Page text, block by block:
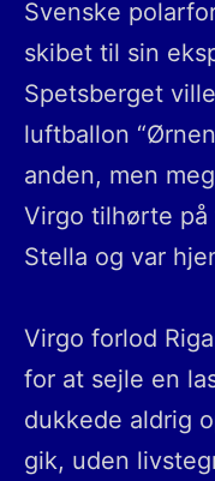
Svenske
skibet til sin
Spetsberget
luftballon
anden, men
Virgo tilhørte
Stella og var
Virgo forlod
for at sejle en
dukkede aldrig
gik, uden